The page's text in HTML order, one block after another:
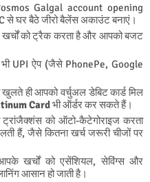
Galgal account opening
से घर बैठे जीरो बैलेंस अकाउंट बनाएं।
को ट्रैक करता है और आपको बजट
UPI ऐप (जैसे PhonePe, Google
ही आपको वर्चुअल डेबिट कार्ड मिल
Cardभी ऑर्डर कर सकते हैं।
को ऑटो-कैटेगोराइज करता
हैं, जैसे कितना खर्च जरूरी चीजों पर
खर्चों को एसेंशियल, सेविंग्स और
आसान हो जाती है।